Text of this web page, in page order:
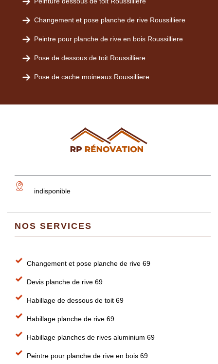
Changement et pose planche de rive Roussilliere
Peintre pour planche de rive en bois Roussilliere
Pose de dessous de toit Roussilliere
Pose de cache moineaux Roussilliere
indisponible
NOS SERVICES
Changement et pose planche de rive 69
Devis planche de rive 69
Habillage de dessous de toit 69
Habillage planche de rive 69
Habillage planches de rives aluminium 69
Peintre pour planche de rive en bois 69